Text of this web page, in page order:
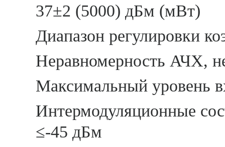
37±2 (5000) дБм (мВт)
Диапазон регулировки
Максимальный
≤-45 дБм